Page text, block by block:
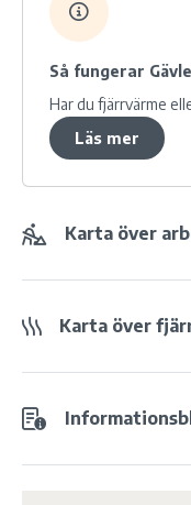
Så fungerar
Har du fjärrvärme
Läs mer
Karta över
Karta över